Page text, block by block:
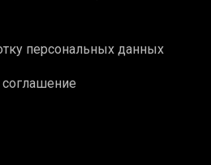
персональных данных
соглашение